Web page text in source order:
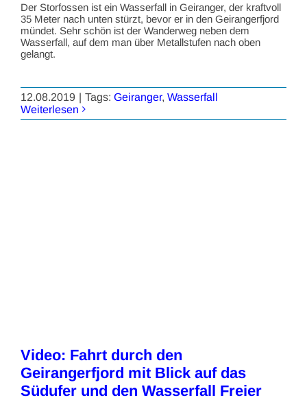
Der Storfossen ist ein Wasserfall in Geiranger, der kraftvoll
35 Meter nach unten stürzt, bevor er in den Geirangerfjord
mündet. Sehr schön ist der Wanderweg neben dem
Wasserfall, auf dem man über Metallstufen nach oben
gelangt.
12.08.2019 | Tags: Geiranger, Wasserfall
Weiterlesen
Video: Fahrt durch den
Geirangerfjord mit Blick auf das
Südufer und den Wasserfall Freier